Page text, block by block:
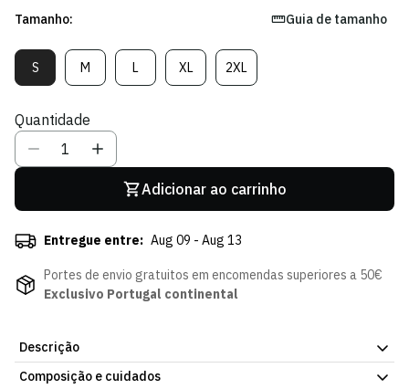
venda
Tamanho: Guia de tamanho
SVariante
Esgotada
Indisponível
MVariante
Esgotada
Indisponível
LVariante
Esgotada
XLVariante
Esgotada
2XLVariante
Esgotada
Quantidade
Adicionar ao carrinho
Entregue entre: Aug 09 - Aug 13
Portes de envio gratuitos em encomendas superiores a 50€
Exclusivo Portugal continental
Descrição
Calções Away 25/26, peça oficial da Loja Verde Online. Tecido
Composição e cuidados